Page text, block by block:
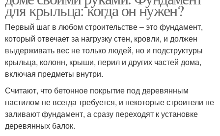
для крыльца: когда он нужен?
Первый шаг в любом строительстве – это фундамент,
который отвечает за нагрузку стен, кровли, и должен
выдерживать вес не только людей, но и подструктуры
крыльца, колонн, крыши, перил и других частей дома,
включая предметы внутри.
Считают, что бетонное покрытие под деревянным
настилом не всегда требуется, и некоторые строители не
заливают фундамент, а сразу переходят к установке
деревянных балок.